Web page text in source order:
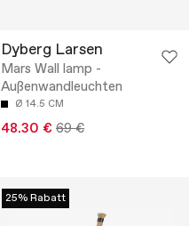
Dyberg Larsen
Mars Wall lamp -
Außenwandleuchten
Ø 14.5 CM
48.30 € 69 €
25% Rabatt